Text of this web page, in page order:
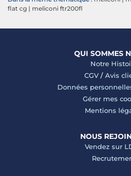
flat cg | meliconi ftr200fl
QUI SOMMES
Notre
CGV/ Avis
Données
Gérer mes
Mentions
NOUS
Vendez sur